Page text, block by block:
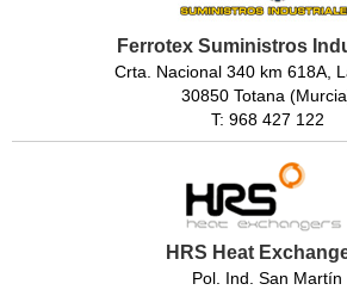
Ferrotex Suministros
Crta. Nacional 340 km 618A,
30850 Totana
T: 968 427 122
HRS Heat
Pol. Ind. San Martín